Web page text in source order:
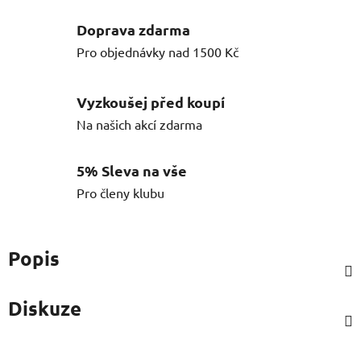
Doprava zdarma
Pro objednávky nad 1500 Kč
Vyzkoušej před koupí
Na našich akcí zdarma
5% Sleva na vše
Pro členy klubu
Popis
Diskuze